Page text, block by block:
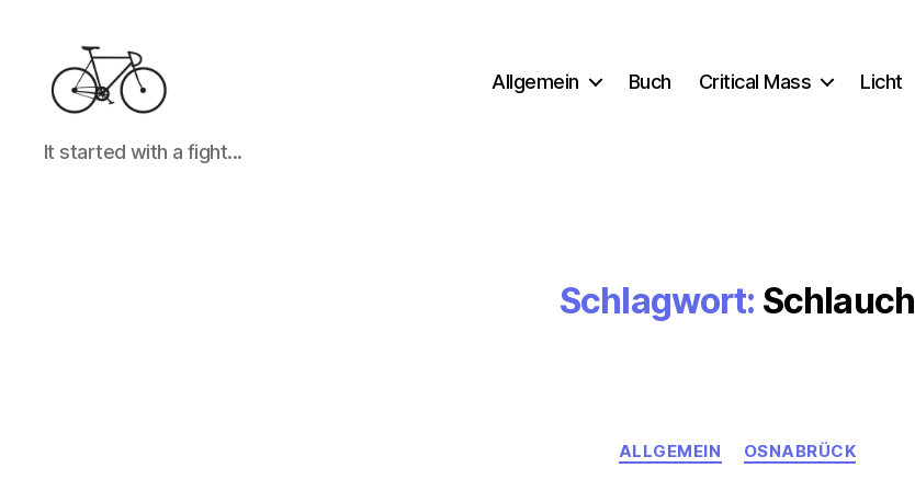
It
started
It started with a fight...
Allgemein Buch Critical Mass Licht
Schlagwort: Schlauch
Kategorien
ALLGEMEIN OSNABRÜCK